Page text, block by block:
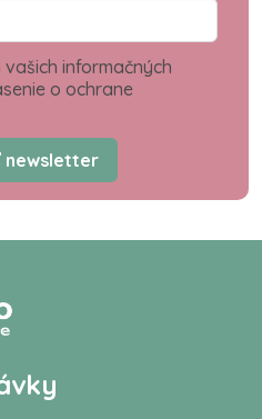
vašich informačných
o ochrane
newsletter